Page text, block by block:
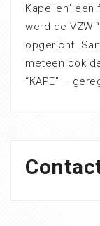
Kapellen”
werd de VZW
opgericht.
meteen ook
“KAPE” –